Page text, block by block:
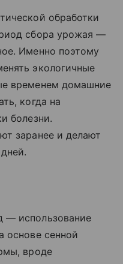
обработки
сбора урожая —
Именно поэтому
экологичные
временем домашние
когда на
болезни.
заранее и делают
— использование
основе сенной
вроде